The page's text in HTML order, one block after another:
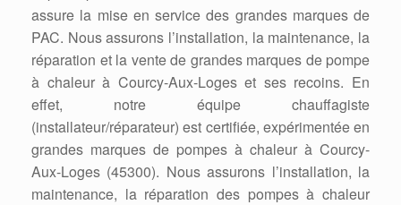
assure la mise en service des grandes marques de
PAC. Nous assurons l’installation, la maintenance, la
réparation et la vente de grandes marques de pompe
à chaleur à Courcy-Aux-Loges et ses recoins. En
effet, notre équipe chauffagiste
(installateur/réparateur) est certifiée, expérimentée en
grandes marques de pompes à chaleur à Courcy-
Aux-Loges (45300). Nous assurons l’installation, la
maintenance, la réparation des pompes à chaleur